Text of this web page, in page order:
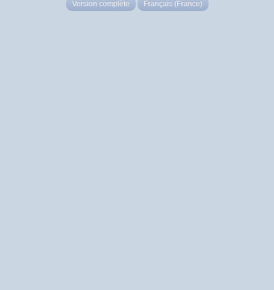
Version complète Français (France)